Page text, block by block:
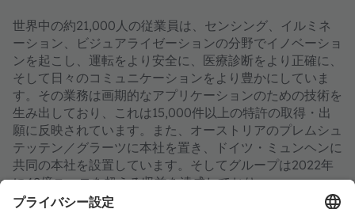
世界中の約21,000人の従業員は、センシング、イルミネ
ーション、ビジュアライゼーションの分野でイノベーショ
ンを起こし、運転をより安全に、医療診断をより正確に、
そして日々のコミュニケーションをより豊かにしていま
す。その業務は画期的なアプリケーションのための技術を
生み出しており、これは15,000件以上の特許の取得・出
願に反映されています。また、オーストリアのプレムシュ
テッテン／グラーツに本社を置き、ドイツ・ミュンヘンに
共同の本社を設置しています。そしてグループは2022年
に48億ユーロを超える収益を達成しており、ams-
OSRAM AGは、スイス証券取引所に上場しています